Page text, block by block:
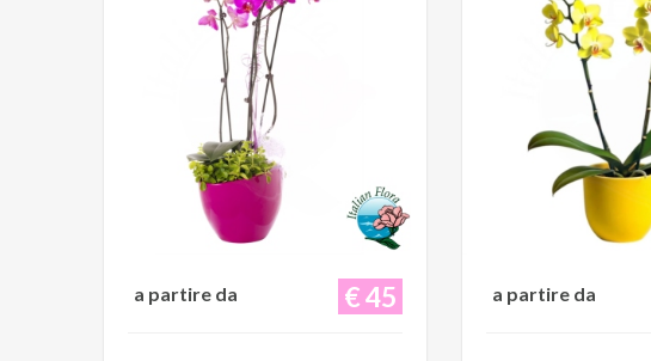
€ 45
a partire da a partire da